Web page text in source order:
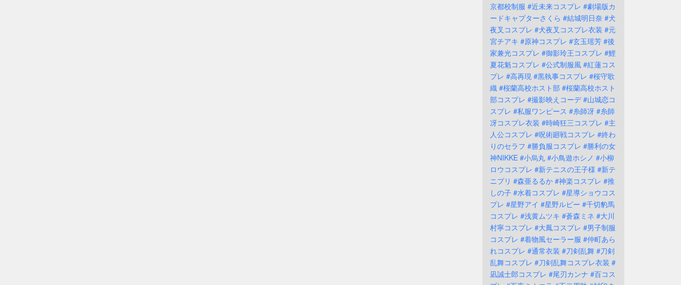
京都校制服 #近未来コスプレ #劇場版カ
ードキャプターさくら #結城明日奈 #犬
夜叉コスプレ #犬夜叉コスプレ衣装 #元
宮チアキ #原神コスプレ #玄玉瑶芳 #後
家兼光コスプレ #御影玲王コスプレ #鯉
夏花魁コスプレ #公式制服風 #紅蓮コス
プレ #高再現 #黒執事コスプレ #桜守歌
織 #桜蘭高校ホスト部 #桜蘭高校ホスト
部コスプレ #撮影映えコーデ #山城恋コ
スプレ #私服ワンピース #糸師冴 #糸師
冴コスプレ衣装 #時崎狂三コスプレ #主
人公コスプレ #呪術廻戦コスプレ #終わ
りのセラフ #勝負服コスプレ #勝利の女
神NIKKE #小烏丸 #小鳥遊ホシノ #小柳
ロウコスプレ #新テニスの王子様 #新テ
ニプリ #森亜るるか #神楽コスプレ #推
しの子 #水着コスプレ #星導ショウコス
プレ #星野アイ #星野ルビー #千切豹馬
コスプレ #浅黄ムツキ #蒼森ミネ #大川
村寧コスプレ #大鳳コスプレ #男子制服
コスプレ #着物風セーラー服 #仲町あら
れコスプレ #通常衣装 #刀剣乱舞 #刀剣
乱舞コスプレ #刀剣乱舞コスプレ衣装 #
凪誠士郎コスプレ #尾刃カンナ #百コス